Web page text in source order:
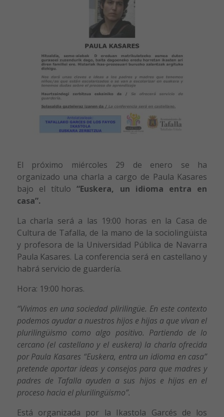
El próximo miércoles 29 de enero se ha
organizado una charla a cargo de Paula Kasares
bajo el título“Euskera, un idioma entra en
casa”.
La charla será a las 19:00 horas en la Casa de
Cultura de Tafalla, de la mano de la sociolingüista
y profesora de la Universidad Pública de Navarra
Paula Kasares. La conferencia será en castellano y
habrá servicio de guardería.
Hora: 19:00 horas.
“Vivimos en una sociedad plirilingüe. En este contexto
podemos ayudar a nuestros hijos e hijas a que vivan el
plurilingüismo como algo positivo. Partiendo de lo
cercano (el castellano y el euskera) la charla ofrecida
por Paula Kasares “Euskera, entra un idioma en casa”
pretende aportar ideas y consejos para que madres y
padres de Tafalla ayuden a sus hijos e hijas en el
proceso hacia el plurilingüismo”.
Está organizada por la Ikastola Garcés de los